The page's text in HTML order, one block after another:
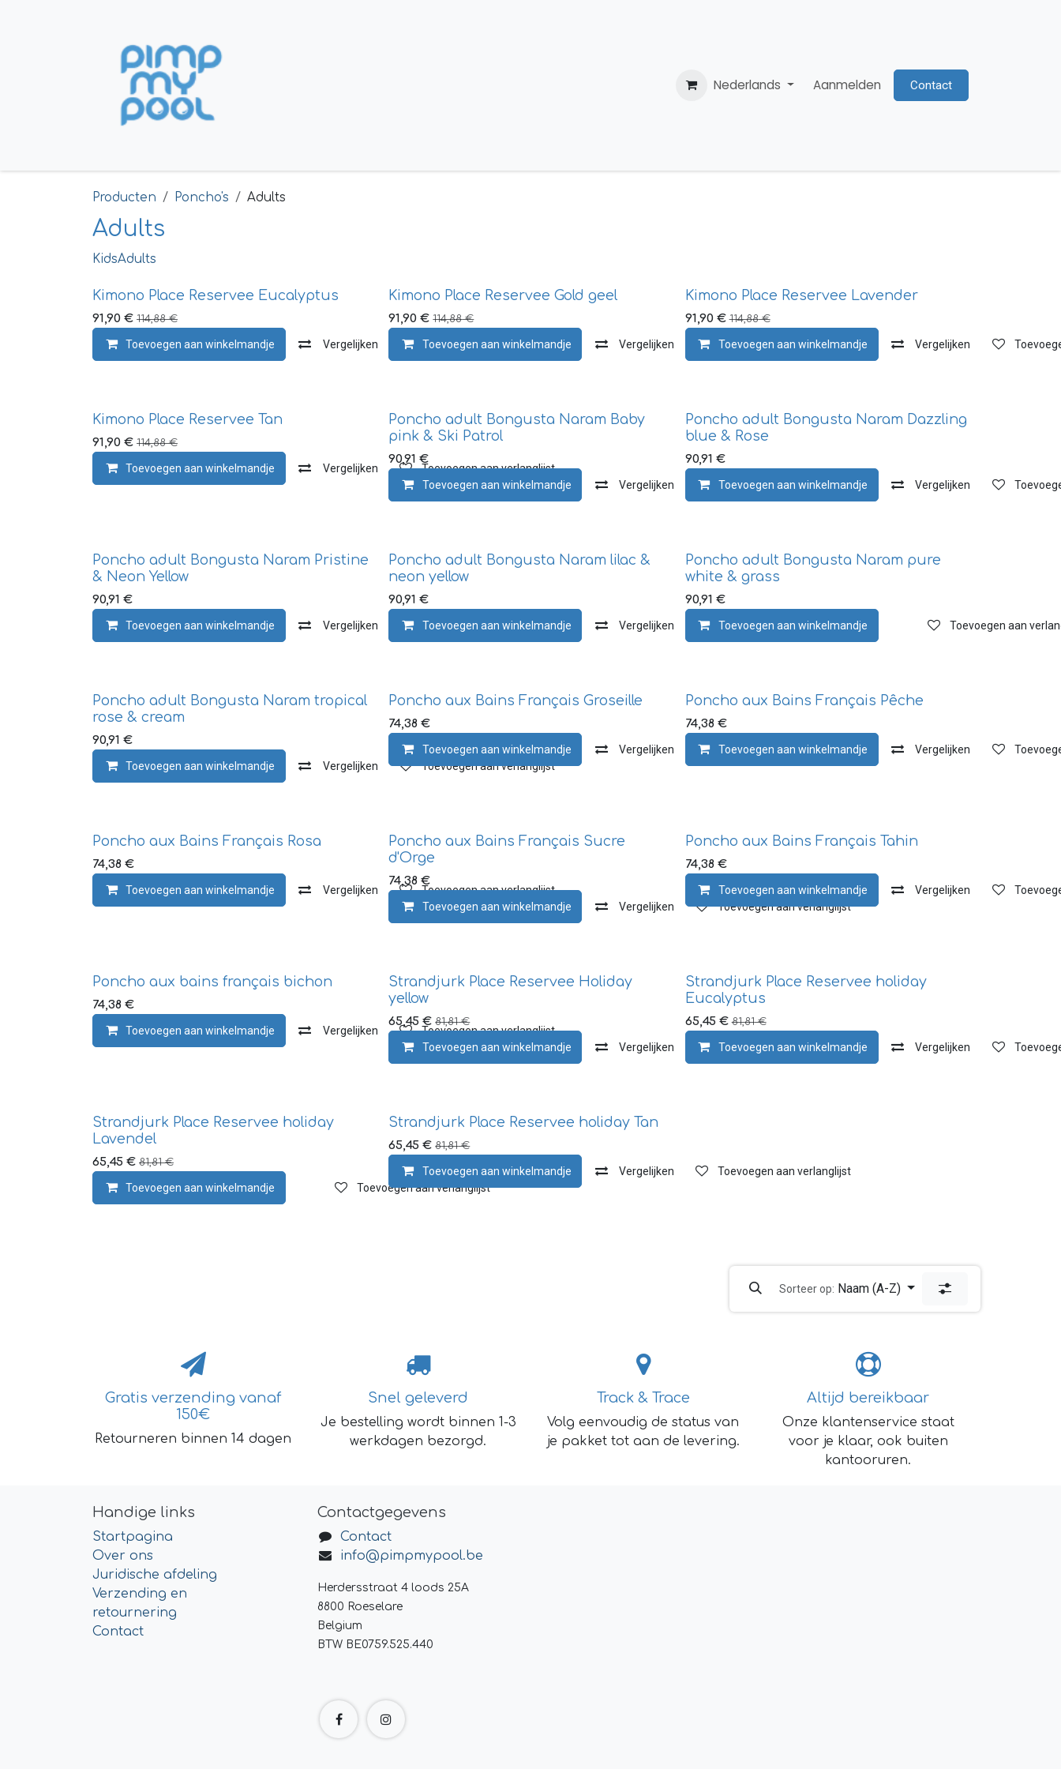
Nederlands Aanmelden Contact
Producten Poncho's Adults
Adults
KidsAdults
Kimono Place Reservee Eucalyptus
91,90 € 114,88€
Toevoegen aan winkelmandje Vergelijken Toevoegen aan verlanglijst
Kimono Place Reservee Gold geel
91,90 € 114,88€
Toevoegen aan winkelmandje Vergelijken Toevoegen aan verlanglijst
Kimono Place Reservee Lavender
91,90€ 114,88€
Toevoegen aan winkelmandje Vergelijken
Kimono Place Reservee Tan
91,90 € 114,88€
Toevoegen aan winkelmandje Vergelijken Toevoegen aan verlanglijst
Poncho adult Bongusta Naram Baby
pink & Ski Patrol
90,91 €
Toevoegen aan winkelmandje Vergelijken Toevoegen aan verlanglijst
Poncho adult Bongusta Naram Dazzling
blue & Rose
90,91 €
Toevoegen aan winkelmandje Vergelijken
Poncho adult Bongusta Naram Pristine
& Neon Yellow
90,91 €
Toevoegen aan winkelmandje Vergelijken Toevoegen aan verlanglijst
Poncho adult Bongusta Naram lilac &
neon yellow
90,91 €
Toevoegen aan winkelmandje Vergelijken Toevoegen aan verlanglijst
Poncho adult Bongusta Naram pure
white & grass
90,91 €
Toevoegen aan winkelmandje Toevoegen aan
Poncho adult Bongusta Naram tropical
rose & cream
90,91 €
Toevoegen aan winkelmandje Vergelijken Toevoegen aan verlanglijst
Poncho aux Bains Français Groseille
74,38 €
Toevoegen aan winkelmandje Vergelijken Toevoegen aan verlanglijst
Poncho aux Bains Français Pêche
74,38€
Toevoegen aan winkelmandje Vergelijken
Poncho aux Bains Français Rosa
74,38 €
Toevoegen aan winkelmandje Vergelijken Toevoegen aan verlanglijst
Poncho aux Bains Français Sucre
d'Orge
74,38 €
Toevoegen aan winkelmandje Vergelijken Toevoegen aan verlanglijst
Poncho aux Bains Français Tahin
74,38€
Toevoegen aan winkelmandje Vergelijken
Poncho aux bains français bichon
74,38 €
Toevoegen aan winkelmandje Vergelijken Toevoegen aan verlanglijst
Strandjurk Place Reservee Holiday
yellow
65,45 € 81,81€
Toevoegen aan winkelmandje Vergelijken Toevoegen aan verlanglijst
Strandjurk Place Reservee holiday
Eucalyptus
65,45€ 81,81€
Toevoegen aan winkelmandje Vergelijken
Strandjurk Place Reservee holiday
Lavendel
65,45 € 81,81€
Toevoegen aan winkelmandje Toevoegen aan verlanglijst
Strandjurk Place Reservee holiday Tan
65,45 € 81,81€
Toevoegen aan winkelmandje Vergelijken Toevoegen aan verlanglijst
Sorteer op: Naam (A-Z)
Gratis verzending vanaf
150€
Retourneren binnen 14 dagen
Snel geleverd
Je bestelling wordt binnen 1-3
werkdagen bezorgd.
Track & Trace
Volg eenvoudig de status van
je pakket tot aan de levering.
Altijd bereikbaar
Onze klantenservice staat
voor je klaar, ook buiten
kantooruren.
Handige links
Startpagina
Over ons
Juridische afdeling
Verzending en
retournering
Contact
Contactgegevens
Contact
info@pimpmypool.be
Herdersstraat 4 loods 25A
8800 Roeselare
Belgium
BTW BE0759.525.440